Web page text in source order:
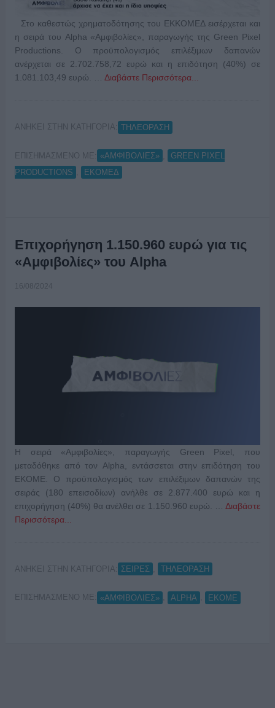
Στο καθεστώς χρηματοδότησης του ΕΚΚΟΜΕΔ εισέρχεται και
η σειρά του Alpha «Αμφιβολίες», παραγωγής της Green Pixel
Productions. Ο προϋπολογισμός επιλέξιμων δαπανών
ανέρχεται σε 2.702.758,72 ευρώ και η επιδότηση (40%) σε
1.081.103,49 ευρώ. … Διαβάστε Περισσότερα...
ΑΝΗΚΕΙ ΣΤΗΝ ΚΑΤΗΓΟΡΙΑ: ΤΗΛΕΟΡΑΣΗ
ΕΠΙΣΗΜΑΣΜΕΝΟ ΜΕ: «ΑΜΦΙΒΟΛΙΕΣ»
GREEN PIXEL
PRODUCTIONS
ΕΚΟΜΕΔ
Επιχορήγηση 1.150.960 ευρώ για τις
«Αμφιβολίες» του Alpha
16/08/2024
Η σειρά «Αμφιβολίες», παραγωγής Green Pixel, που
μεταδόθηκε από τον Alpha, εντάσσεται στην επιδότηση του
ΕΚΟΜΕ. Ο προϋπολογισμός των επιλέξιμων δαπανών της
σειράς (180 επεισοδίων) ανήλθε σε 2.877.400 ευρώ και η
επιχορήγηση (40%) θα ανέλθει σε 1.150.960 ευρώ. …Διαβάστε
Περισσότερα...
ΑΝΗΚΕΙ ΣΤΗΝ ΚΑΤΗΓΟΡΙΑ: ΣΕΙΡΕΣ ΤΗΛΕΟΡΑΣΗ
ΕΠΙΣΗΜΑΣΜΕΝΟ ΜΕ: «ΑΜΦΙΒΟΛΙΕΣ» ALPHA EKOME